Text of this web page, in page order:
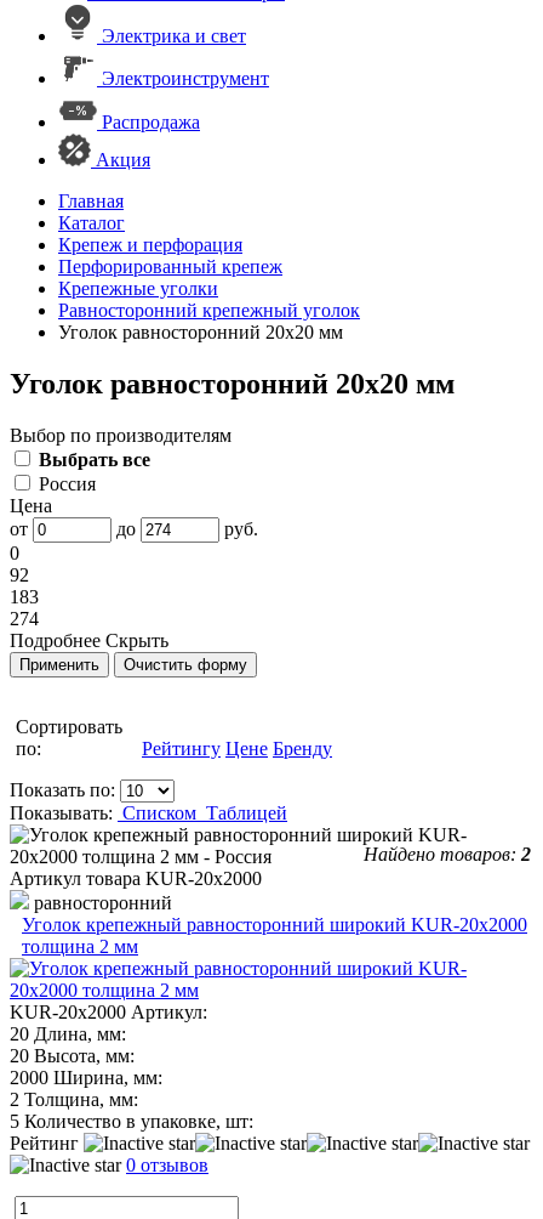
Электрика и свет
Электроинструмент
Распродажа
Акция
Главная
Каталог
Крепеж и перфорация
Перфорированный крепеж
Крепежные уголки
Равносторонний крепежный уголок
Уголок равносторонний 20х20 мм
Уголок равносторонний 20х20 мм
Выбор по производителям
Выбрать все
Россия
Цена
от
до
руб.
0
92
183
274
Подробнее Скрыть
Сортировать
по:
Рейтингу Цене Бренду
Показать по:
Показывать: Списком Таблицей
Найдено товаров: 2
Артикул товара KUR-20х2000
равносторонний
Уголок крепежный равносторонний широкий KUR-20x2000
толщина 2 мм
KUR-20х2000 Артикул:
20 Длина, мм:
20 Высота, мм:
2000 Ширина, мм:
2 Толщина, мм:
5 Количество в упаковке, шт:
Рейтинг
0 отзывов